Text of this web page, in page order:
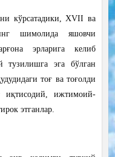
кўрсатадики, ХVII ва
шимолида яшовчи
эрларига келиб
тузилишга эга бўлган
тоғ ва тоғолди
иқтисодий, ижтимоий-
этганлар.